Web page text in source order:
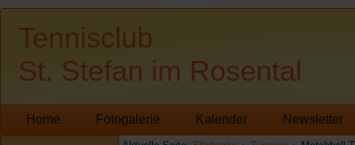
Tennisclub
St. Stefan im Rosental
Home Fotogalerie Kalender Newsletter